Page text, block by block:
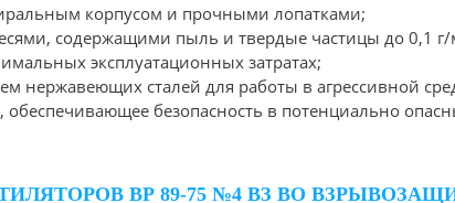
корпусом и прочными лопатками;
содержащими пыль и твердые частицы до 0,1 г/
эксплуатационных затратах;
нержавеющих сталей для работы в агрессивной
безопасность в потенциально
ВР 89-75 №4 ВЗ ВО